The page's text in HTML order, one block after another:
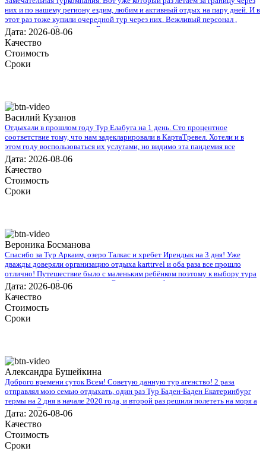
них и по нашему региону ездим, любим и активный отдых на пару дней. И в
этот раз тоже купили очередной тур через них. Вежливый персонал ,
дружественный коллектив. Быстро и моментально нашли тур по всем нашим
параметрам , в итоге мы выбрали Тур в Уфу на 3 дня. Спасибо всему
коллективу кампании. В следующий раз обязательно воспользуемся вашими
услугами .
Дата: 2026-08-06
Качество
Стоимость
Сроки
Василий Кузанов
Отдыхали в прошлом году Тур Елабуга на 1 день. Сто процентное
соответствие тому, что нам задекларировали в КартаТревел. Хотели и в
этом году воспользоваться их услугами, но видимо эта пандемия все
испортит.
Дата: 2026-08-06
Качество
Стоимость
Сроки
Вероника Босманова
Спасибо за Тур Аркаим, озеро Талкас и хребет Ирендык на 3 дня! Уже
дважды доверяли организацию отдыха karttrvel и оба раза все прошло
отлично! Путешествие было с маленьким ребёнком поэтому к выбору тура
подходили особенно трепетно. Большое спасибо за помощь во всех
организационных вопросах, быстрое оформление виз и такое внимательное
отношение!
Дата: 2026-08-06
Качество
Стоимость
Сроки
Александра Бушейкина
Доброго времени суток Всем! Советую данную тур агенство! 2 раза
отправлял мою семью отдыхать, один раз Тур Баден-Баден Екатеринбург
термы на 2 дня в начале 2020 года, и второй раз решили полететь на моря а
именно в Турцию, все понравилось, буду рекомендовать.
Дата: 2026-08-06
Качество
Стоимость
Сроки